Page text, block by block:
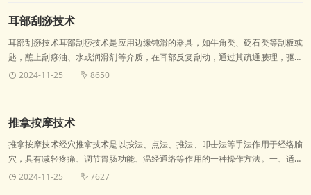
期。3.体质对疼痛的耐受程度。
耳部刮痧技术
耳部刮痧技术耳部刮痧技术是应用边缘钝滑的器具，如牛角类、砭石类等刮板或
匙，蘸上刮痧油、水或润滑剂等介质，在耳部反复刮动，通过其疏通腠理，驱邪
外出；疏通经络，通调营卫，和谐脏腑功能，达到防治疾病的一种中医外治技
等。4.各种过敏与变 态反应性疾病
 2024-11-25  8650
推拿按摩技术
推拿按摩技术经穴推拿技术是以按法、点法、推法、叩击法等手法作用于经络腧
穴，具有减轻疼痛、调节胃肠功能、温经通络等作用的一种操作方法。一、适用
范围适用于各种急慢性疾病所致的痛症，如头痛、肩颈痛、腰腿痛、痛经以及失
 2024-11-25  7627